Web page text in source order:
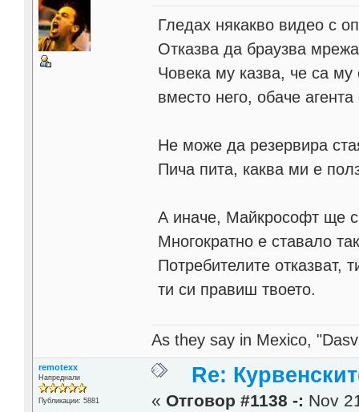
Гледах някакво видео с
Отказва да браузва
Човека му казва, че са
вместо него, обаче агента
Не може да резервира
Пича пита, каква ми е
А иначе, Майкрософт ще
Многократно е ставало
Потребителите отказват,
ти си правиш твоето.
As they say in Mexico,
remotexx
Напреднали
Публикации: 5881
Re:
« Отговор #1138 -: Nov